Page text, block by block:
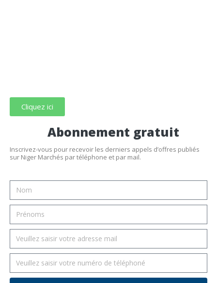
Cliquez ici
Abonnement gratuit
Inscrivez-vous pour recevoir les derniers appels d’offres publiés
sur Niger Marchés par téléphone et par mail.